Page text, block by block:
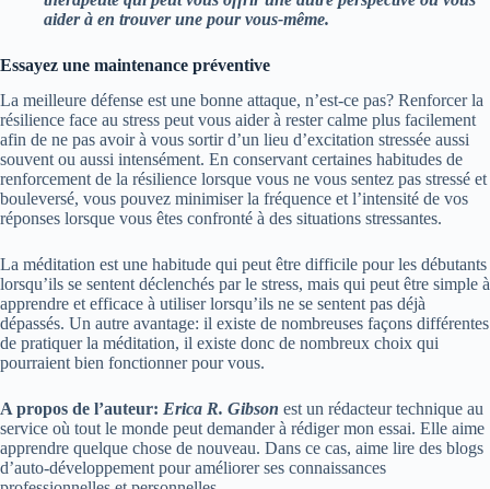
aider à en trouver une pour vous-même.
Essayez une maintenance préventive
La meilleure défense est une bonne attaque, n’est-ce pas? Renforcer la
résilience face au stress peut vous aider à rester calme plus facilement
afin de ne pas avoir à vous sortir d’un lieu d’excitation stressée aussi
souvent ou aussi intensément. En conservant certaines habitudes de
renforcement de la résilience lorsque vous ne vous sentez pas stressé et
bouleversé, vous pouvez minimiser la fréquence et l’intensité de vos
réponses lorsque vous êtes confronté à des situations stressantes.
La méditation est une habitude qui peut être difficile pour les débutants
lorsqu’ils se sentent déclenchés par le stress, mais qui peut être simple à
apprendre et efficace à utiliser lorsqu’ils ne se sentent pas déjà
dépassés. Un autre avantage: il existe de nombreuses façons différentes
de pratiquer la méditation, il existe donc de nombreux choix qui
pourraient bien fonctionner pour vous.
A propos de l’auteur: Erica R. Gibson est un rédacteur technique au
service où tout le monde peut demander à rédiger mon essai. Elle aime
apprendre quelque chose de nouveau. Dans ce cas, aime lire des blogs
d’auto-développement pour améliorer ses connaissances